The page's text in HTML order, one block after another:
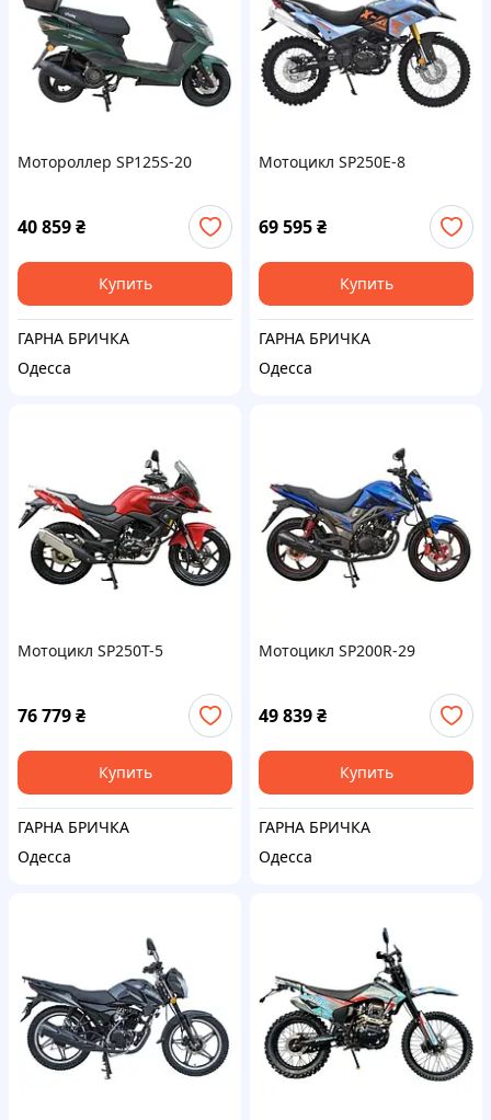
Мотороллер SP125S-20
40 859₴
Купить
ГАРНА БРИЧКА
Одесса
Мотоцикл SP250E-8
69 595₴
Купить
ГАРНА БРИЧКА
Одесса
Мотоцикл SP250T-5
76 779₴
Купить
ГАРНА БРИЧКА
Одесса
Мотоцикл SP200R-29
49 839₴
Купить
ГАРНА БРИЧКА
Одесса